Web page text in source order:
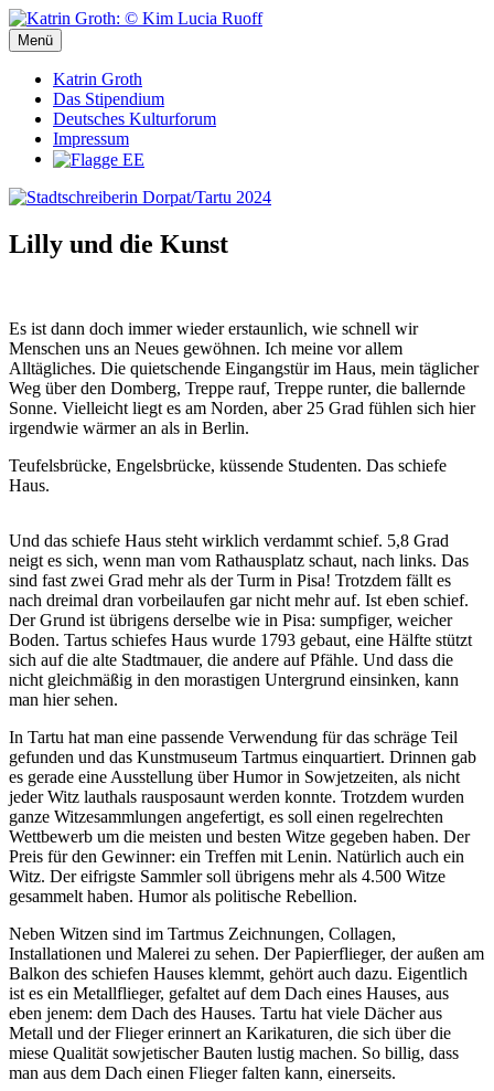
Zum
Inhalt
springen
Stadtschreiberin Dorpat/Tartu 2024
Stadtschreiberin Dorpat/Tartu 2024
Menü
Katrin Groth
Das Stipendium
Deutsches Kulturforum
Impressum
Lilly und die Kunst
Es ist dann doch immer wieder erstaunlich, wie schnell wir
Menschen uns an Neues gewöhnen. Ich meine vor allem
Alltägliches. Die quietschende Eingangstür im Haus, mein täglicher
Weg über den Domberg, Treppe rauf, Treppe runter, die ballernde
Sonne. Vielleicht liegt es am Norden, aber 25 Grad fühlen sich hier
irgendwie wärmer an als in Berlin.
Teufelsbrücke, Engelsbrücke, küssende Studenten. Das schiefe
Haus.
Und das schiefe Haus steht wirklich verdammt schief. 5,8 Grad
neigt es sich, wenn man vom Rathausplatz schaut, nach links. Das
sind fast zwei Grad mehr als der Turm in Pisa! Trotzdem fällt es
nach dreimal dran vorbeilaufen gar nicht mehr auf. Ist eben schief.
Der Grund ist übrigens derselbe wie in Pisa: sumpfiger, weicher
Boden. Tartus schiefes Haus wurde 1793 gebaut, eine Hälfte stützt
sich auf die alte Stadtmauer, die andere auf Pfähle. Und dass die
nicht gleichmäßig in den morastigen Untergrund einsinken, kann
man hier sehen.
In Tartu hat man eine passende Verwendung für das schräge Teil
gefunden und das Kunstmuseum Tartmus einquartiert. Drinnen gab
es gerade eine Ausstellung über Humor in Sowjetzeiten, als nicht
jeder Witz lauthals rausposaunt werden konnte. Trotzdem wurden
ganze Witzesammlungen angefertigt, es soll einen regelrechten
Wettbewerb um die meisten und besten Witze gegeben haben. Der
Preis für den Gewinner: ein Treffen mit Lenin. Natürlich auch ein
Witz. Der eifrigste Sammler soll übrigens mehr als 4.500 Witze
gesammelt haben. Humor als politische Rebellion.
Neben Witzen sind im Tartmus Zeichnungen, Collagen,
Installationen und Malerei zu sehen. Der Papierflieger, der außen am
Balkon des schiefen Hauses klemmt, gehört auch dazu. Eigentlich
ist es ein Metallflieger, gefaltet auf dem Dach eines Hauses, aus
eben jenem: dem Dach des Hauses. Tartu hat viele Dächer aus
Metall und der Flieger erinnert an Karikaturen, die sich über die
miese Qualität sowjetischer Bauten lustig machen. So billig, dass
man aus dem Dach einen Flieger falten kann, einerseits.